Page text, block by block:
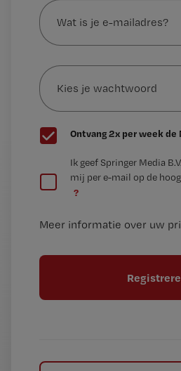
is
je
mailadres?
Kies
je
wachtwoord
G
e
t
Ontvang 2x per week
e
t
t
l
Ik geef Springer Media
mij per e-mail op de
?
Meer informatie over uw